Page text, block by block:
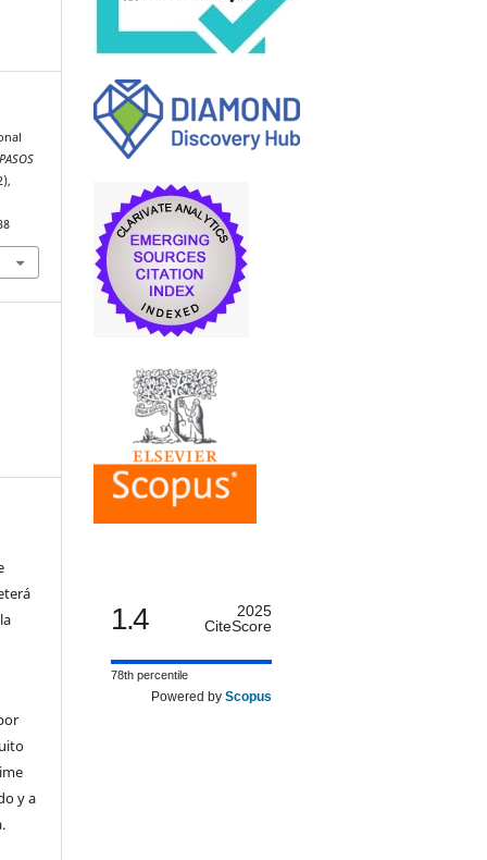
PASOS
y a
1.4
2025
CiteScore
78th percentile
Powered by Scopus